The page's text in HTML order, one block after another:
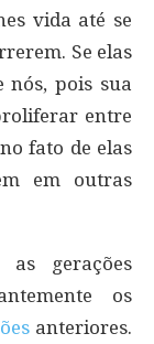
vida até se
Se elas
nós, pois sua
entre
fato de elas
em outras
gerações
os
anteriores.